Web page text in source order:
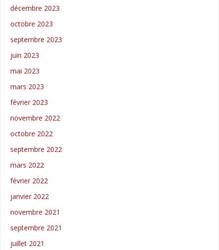
décembre 2023
octobre 2023
septembre 2023
juin 2023
mai 2023
mars 2023
février 2023
novembre 2022
octobre 2022
septembre 2022
mars 2022
février 2022
janvier 2022
novembre 2021
septembre 2021
juillet 2021